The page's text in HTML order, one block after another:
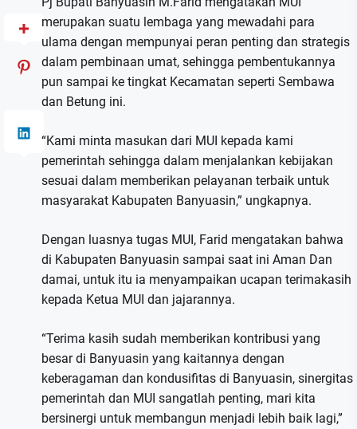
merupakan suatu lembaga yang mewadahi para
ulama dengan mempunyai peran penting dan strategis
dalam pembinaan umat, sehingga pembentukannya
pun sampai ke tingkat Kecamatan seperti Sembawa
dan Betung ini.
“Kami minta masukan dari MUI kepada kami
pemerintah sehingga dalam menjalankan kebijakan
sesuai dalam memberikan pelayanan terbaik untuk
masyarakat Kabupaten Banyuasin,” ungkapnya.
Dengan luasnya tugas MUI, Farid mengatakan bahwa
di Kabupaten Banyuasin sampai saat ini Aman Dan
damai, untuk itu ia menyampaikan ucapan terimakasih
kepada Ketua MUI dan jajarannya.
“Terima kasih sudah memberikan kontribusi yang
besar di Banyuasin yang kaitannya dengan
keberagaman dan kondusifitas di Banyuasin, sinergitas
pemerintah dan MUI sangatlah penting, mari kita
bersinergi untuk membangun menjadi lebih baik lagi,”